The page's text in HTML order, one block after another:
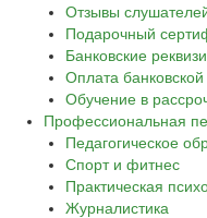
Отзывы
Подарочный
Банковские
Оплата банковской
Обучение в
Профессиональная
Педагогическое
Спорт и фитнес
Практическая
Журналистика